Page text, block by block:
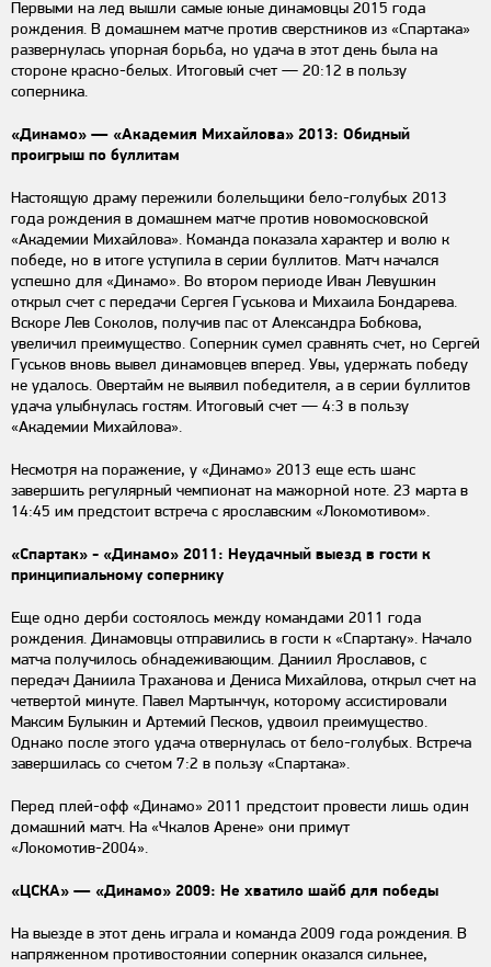
Первыми на лед вышли самые юные динамовцы 2015 года
рождения. В домашнем матче против сверстников из «Спартака»
развернулась упорная борьба, но удача в этот день была на
стороне красно-белых. Итоговый счет — 20:12 в пользу
соперника.
«Динамо» — «Академия Михайлова» 2013: Обидный
проигрыш по буллитам
Настоящую драму пережили болельщики бело-голубых 2013
года рождения в домашнем матче против новомосковской
«Академии Михайлова». Команда показала характер и волю к
победе, но в итоге уступила в серии буллитов. Матч начался
успешно для «Динамо». Во втором периоде Иван Левушкин
открыл счет с передачи Сергея Гуськова и Михаила Бондарева.
Вскоре Лев Соколов, получив пас от Александра Бобкова,
увеличил преимущество. Соперник сумел сравнять счет, но Сергей
Гуськов вновь вывел динамовцев вперед. Увы, удержать победу
не удалось. Овертайм не выявил победителя, а в серии буллитов
удача улыбнулась гостям. Итоговый счет — 4:3 в пользу
«Академии Михайлова».
Несмотря на поражение, у «Динамо» 2013 еще есть шанс
завершить регулярный чемпионат на мажорной ноте. 23 марта в
14:45 им предстоит встреча с ярославским «Локомотивом».
«Спартак» - «Динамо» 2011: Неудачный выезд в гости к
принципиальному сопернику
Еще одно дерби состоялось между командами 2011 года
рождения. Динамовцы отправились в гости к «Спартаку». Начало
матча получилось обнадеживающим. Даниил Ярославов, с
передач Даниила Траханова и Дениса Михайлова, открыл счет на
четвертой минуте. Павел Мартынчук, которому ассистировали
Максим Булыкин и Артемий Песков, удвоил преимущество.
Однако после этого удача отвернулась от бело-голубых. Встреча
завершилась со счетом 7:2 в пользу «Спартака».
Перед плей-офф «Динамо» 2011 предстоит провести лишь один
домашний матч. На «Чкалов Арене» они примут
«Локомотив-2004».
«ЦСКА» — «Динамо» 2009: Не хватило шайб для победы
На выезде в этот день играла и команда 2009 года рождения. В
напряженном противостоянии соперник оказался сильнее,